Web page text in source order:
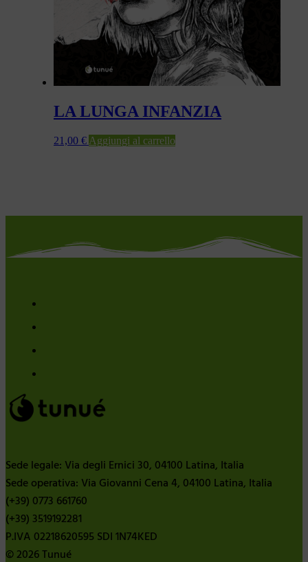
LA LUNGA INFANZIA
21,00 € Aggiungi al carrello
Sede legale: Via degli Ernici 30, 04100 Latina, Italia
Sede operativa: Via Giovanni Cena 4, 04100 Latina, Italia
(+39) 0773 661760
(+39) 3519192281
P.IVA 02218620595 SDI 1N74KED
© 2026 Tunué